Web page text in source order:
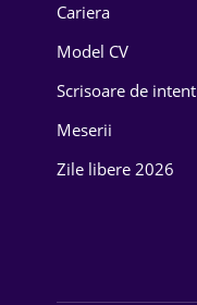
Energetică
Farma
Cariera
Model CV
Scrisoare de
Meserii
Zile libere 2026